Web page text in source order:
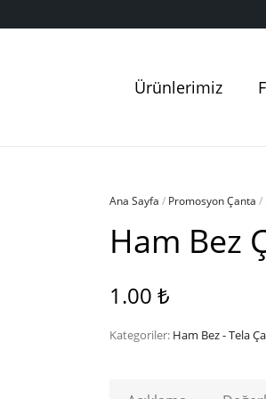
Ürünlerimiz
Ana Sayfa / Promosyon Çanta /
Ham Bez
1.00₺
Kategoriler: Ham Bez - Tela